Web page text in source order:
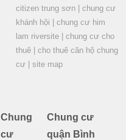
citizen trung sơn| chung cư
khánh hội
chung cư him
lam riversite| chung cư cho
thuê| cho thuê căn hộ chung
cư| site map
Chung
cư
Chung cư
quận Bình